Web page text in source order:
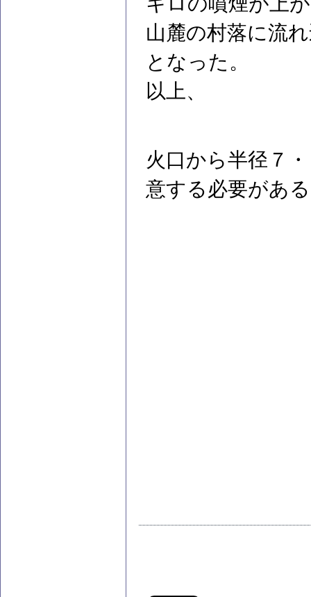
山麓の村落に流
となった。
以上、
火口から半径７
意する必要があ